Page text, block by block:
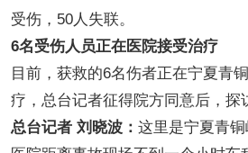
受伤，50人失联。
6名受伤人员正在医院接受治疗
目前，获救的6名伤者正在宁夏青
疗，总台记者征得院方同意后，探
总台记者 刘晓波： 这里是宁夏青